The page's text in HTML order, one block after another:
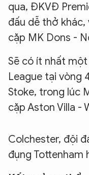
qua, ĐKVĐ
đấu dễ thở
cặp MK Dons -
Sẽ có ít nhất
League tại vòng
Stoke, trong lúc
cặp Aston Villa -
Colchester, đội
đụng Tottenham